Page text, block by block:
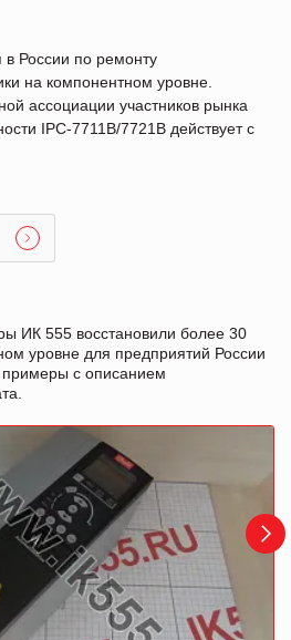
России по ремонту
на компонентном уровне.
ассоциации участников рынка
IPC-7711B/7721B действует с
ИК 555 восстановили более 30
уровне для предприятий России
с описанием